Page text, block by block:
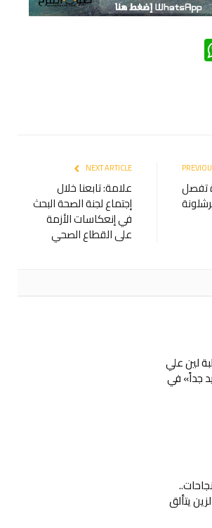
WhatsApp
تفصل
NEXT ARTICLE
علامة: تابعنا خلال
إجتماع لجنة الصحة البحث
في إنعكاسات الأزمة
على القطاع الصحي
لين علي
جداً» في
يتألق